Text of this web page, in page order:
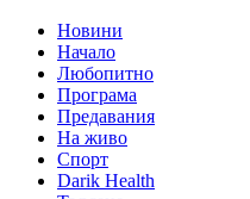
Новини
Начало
Любопитно
Програма
Предавания
На живо
Спорт
Darik Health